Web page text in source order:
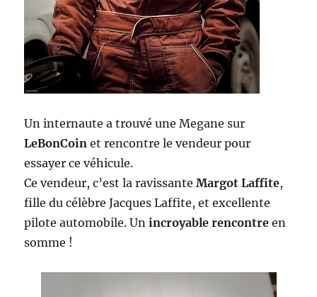
Un internaute a trouvé une Megane sur
LeBonCoinet rencontre le vendeur pour
essayer ce véhicule.
Ce vendeur, c’est la ravissanteMargot Laffite,
fille du célèbre Jacques Laffite, et excellente
pilote automobile. Unincroyable rencontre en
somme !